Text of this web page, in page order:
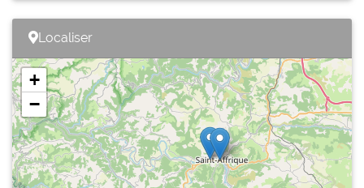
Localiser
+
−